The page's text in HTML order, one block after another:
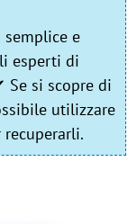
e
esperti di
si scopre di
utilizzare
recuperarli.